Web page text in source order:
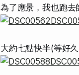
為了應景，我也跑去
大約七點快半(等好